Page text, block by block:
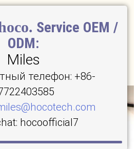
Service OEM /
ODM:
Miles
телефон: +86-
hocoofficial7